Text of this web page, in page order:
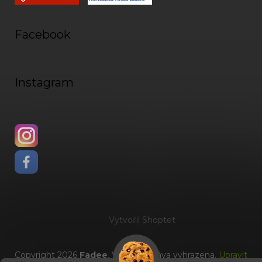
Facebook
Instagram
Vytvořil Shoptet
Copyright 2026 Fadee. Všechna práva vyhrazena. Upravit